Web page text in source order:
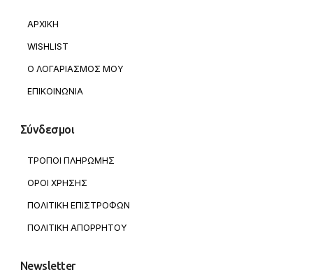
ΑΡΧΙΚΗ
WISHLIST
Ο ΛΟΓΑΡΙΑΣΜΟΣ ΜΟΥ
ΕΠΙΚΟΙΝΩΝΙΑ
Σύνδεσμοι
ΤΡΟΠΟΙ ΠΛΗΡΩΜΗΣ
ΟΡΟΙ ΧΡΗΣΗΣ
ΠΟΛΙΤΙΚΗ ΕΠΙΣΤΡΟΦΩΝ
ΠΟΛΙΤΙΚΗ ΑΠΟΡΡΗΤΟΥ
Newsletter